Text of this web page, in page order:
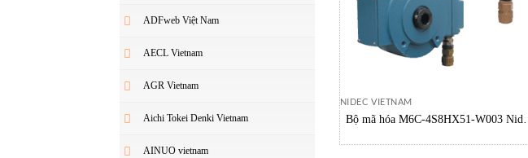
ADFweb Việt Nam
AECL Vietnam
AGR Vietnam
Aichi Tokei Denki Vietnam
AINUO vietnam
NIDEC VIETNAM
Bộ mã hóa M6C-4S8HX51-W003 Nidec